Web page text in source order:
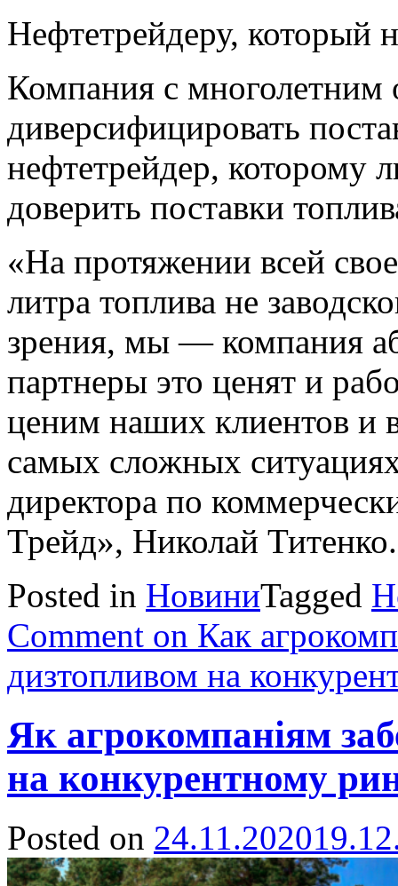
Нефтетрейдеру, который
Компания с
диверсифицировать
нефтетрейдер, которому
доверить поставки
«На протяжении всей
литра топлива не
зрения, мы — компания
партнеры это ценят и
ценим наших клиентов и
самых сложных
директора по
Трейд», Николай Титенко.
Posted in НовиниTagged
Comment on Как
дизтопливом на
Як агрокомпаніям
на конкурентному
Posted on 24.11.2020